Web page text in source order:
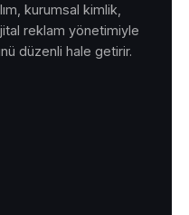
kurumsal kimlik,
reklam yönetimiyle
düzenli hale getirir.